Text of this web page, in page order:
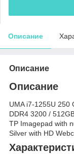
Описание
Описание
Описание
UMA i7-1255U 250
DDR4 3200 /
TP Imagepad with
Silver with HD